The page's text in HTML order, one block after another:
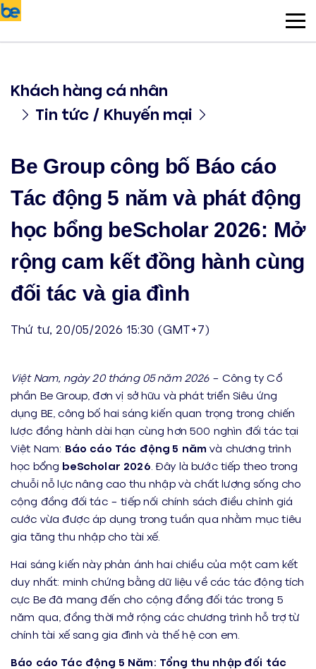
Khách hàng cá nhân
Tin tức / Khuyến mại
Be Group công bố Báo cáo
Tác động 5 năm và phát động
học bổng beScholar 2026: Mở
rộng cam kết đồng hành cùng
đối tác và gia đình
Thứ tư, 20/05/2026 15:30 (GMT+7)
Việt Nam, ngày20 tháng 05 năm 2026– Công ty Cổ
phần Be Group, đơn vị sở hữu và phát triển Siêu ứng
dụng BE, công bố hai sáng kiến quan trọng trong chiến
lược đồng hành dài hạn cùng hơn 500 nghìn đối tác tại
Việt Nam: Báo cáo Tác động5 nămvà chương trình
học bổng beScholar 2026 . Đây là bước tiếp theo trong
chuỗi nỗ lực nâng cao thu nhập và chất lượng sống cho
cộng đồng đối tác – tiếp nối chính sách điều chỉnh giá
cước vừa được áp dụng trong tuần qua nhằm mục tiêu
gia tăng thu nhập cho tài xế.
Hai sáng kiến này phản ánh hai chiều của một cam kết
duy nhất: minh chứng bằng dữ liệu về các tác động tích
cực Be đã mang đến cho cộng đồng đối tác trong 5
năm qua, đồng thời mở rộng các chương trình hỗ trợ từ
chính tài xế sang gia đình và thế hệ con em.
Báo cáo Tác động 5 Năm: Tổng thu nhập đối tác